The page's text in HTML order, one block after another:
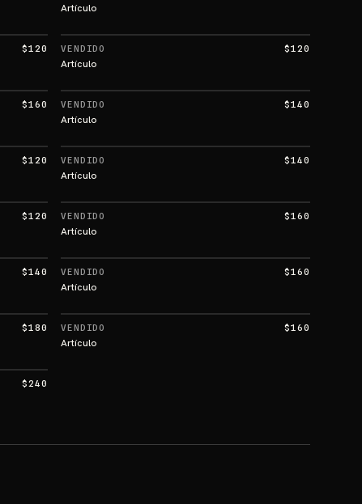
Artículo
$120 VENDIDO $120
Artículo
$160 VENDIDO $140
Artículo
$120 VENDIDO $140
Artículo
$120 VENDIDO $160
Artículo
$140 VENDIDO $160
Artículo
$180 VENDIDO $160
Artículo
$240